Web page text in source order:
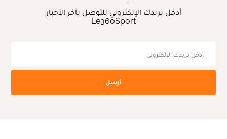
أدخل بريدك الإلكتروني للتوصل بآخر الأخبار
Le360Sport
أرسل